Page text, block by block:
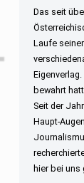
Das seit
Laufe
bewahrt
Seit der
Haupt-
hier bei uns